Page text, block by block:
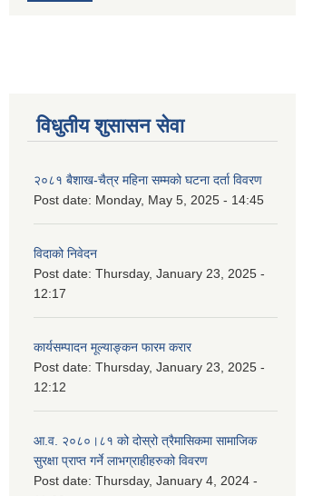
विधुतीय शुसासन सेवा
२०८१ बैशाख-चैत्र महिना सम्मको घटना दर्ता विवरण
Post date: Monday, May 5, 2025 - 14:45
विदाको निवेदन
Post date: Thursday, January 23, 2025 -
12:17
कार्यसम्पादन मूल्याङ्कन फारम करार
Post date: Thursday, January 23, 2025 -
12:12
आ.व. २०८०।८१ को दोस्रो त्रैमासिकमा सामाजिक
सुरक्षा प्राप्त गर्ने लाभग्राहीहरुको विवरण
Post date: Thursday, January 4, 2024 -